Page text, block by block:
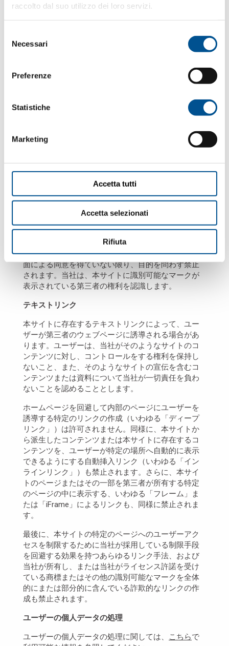
raccolto dal suo utilizzo dei loro servizi.
delNecessari
Preferenze
Statistiche
Marketing
Accetta tutti
Accetta selezionati
Rifiuta
味にはならない旨を表明します。
本サイトおよびそのコンテンツ全体は、知的保有権
および工業保有権に関する法律によって保護されて
本サイトで公開されているか、または何らかの理由
品（商標、ロゴ、画像、カタログ、音声、写真、デ
ータバンク、プレスリリース、およびその中で複製
ウェアおよびHTMLコードが含まれます。なお、網羅
ではなく純粋な例示のみを目的としています）は、
の許可またはライセンスに基づいて使用している
か、または説明的意味で使用しており、いかなる場
上記について本サイトの正しい使用に最低限必要な
操作のみを行うことができます。つまり、自由に使
用できるわけではありません。複製を含むあらゆる
上記に対する他のあらゆる使用は、事前に当社の書
面による同意を得ていない限り、目的を問わず禁止
されます。当社は、本サイトに識別可能なマークが
表示されている第三者の権利を認識します。
テキストリンク
本サイトに存在するテキストリンクによって、ユー
ザーが第三者のウェブページに誘導される場合があ
ります。ユーザーは、当社がそのようなサイトのコ
ンテンツに対し、コントロールをする権利を保持し
ないこと、また、そのようなサイトの宣伝を含むコ
ンテンツまたは資料について当社が一切責任を負わ
ないことを認めることとします。
ホームページを回避して内部のページにユーザーを
誘導する特定のリンクの作成（いわゆる「ディープ
リンク」）は許可されません。同様に、本サイトか
ら派生したコンテンツまたは本サイトに存在するコ
ンテンツを、ユーザーが特定の場所へ自動的に表示
できるようにする自動挿入リンク（いわゆる「イン
ラインリンク」）も禁止されます。さらに、本サイ
トのページまたはその一部を第三者が所有する特定
のページの中に表示する、いわゆる「フレーム」ま
たは「iFrame」によるリンクも、同様に禁止されま
す。
最後に、本サイトの特定のページへのユーザーアク
セスを制限するために当社が採用している制限手段
を回避する効果を持つあらゆるリンク手法、および
当社が所有し、または当社がライセンス許諾を受け
ている商標またはその他の識別可能なマークを全体
的にまたは部分的に含んでいる詐欺的なリンクの作
成も禁止されます。
ユーザーの個人データの処理
ユーザーの個人データの処理に関しては、 こちらで